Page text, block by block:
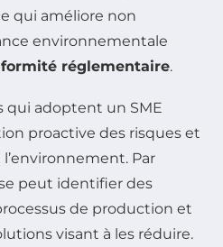
qui améliore non
environnementale
réglementaire.
qui adoptent un SME
proactive des risques et
Par
peut identifier des
de production et
visant à les réduire.